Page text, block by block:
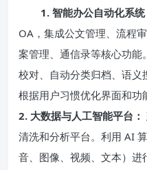
1. 智能办公自动化系统
OA，集成公文管理、流程
案管理、通信录等核心功
校对、自动分类归档、语
根据用户习惯优化界面和功
2. 大数据与人工智能平台：
清洗和分析平台。利用 AI
音、图像、视频、文本）